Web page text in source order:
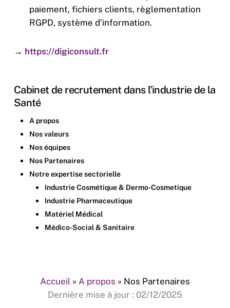
paiement, fichiers clients, règlementation
RGPD, système d’information.
→ https://digiconsult.fr
Cabinet de recrutement dans l'industrie de la
Santé
A propos
Nos valeurs
Nos équipes
Nos Partenaires
Notre expertise sectorielle
Industrie Cosmétique & Dermo-Cosmetique
Industrie Pharmaceutique
Matériel Médical
Médico-Social & Sanitaire
Accueil» A propos » Nos Partenaires
Dernière mise à jour : 02/12/2025